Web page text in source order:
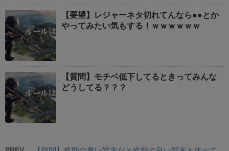
【要望】レジャーネタ切れてんなら●●とか
やってみたい気もする！ｗｗｗｗｗｗ
【質問】モチベ低下してるときってみんな
どうしてる？？？